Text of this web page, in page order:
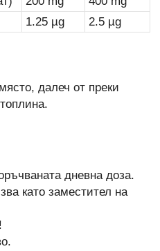
1.25 µg 2.5 µg
далеч от преки
дневна доза.
като заместител на